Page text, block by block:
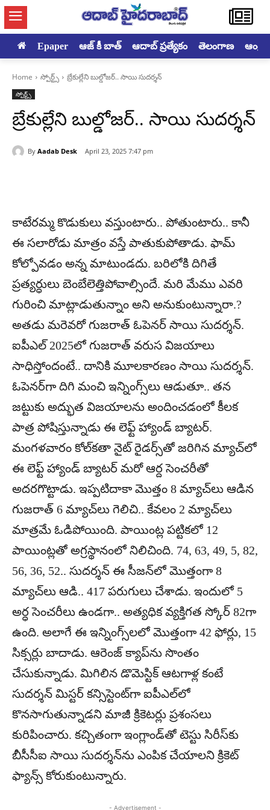
Epaper ఆజ్ కీ బాత్ ఆదాబ్ ప్రత్యేకం తెలంగాణ
Home స్పోర్ట్స్ బ్రేకుల్లేని బుల్డోజర్‌.. సాయి సుదర్శన్‌
స్పోర్ట్స్
బ్రేకుల్లేని బుల్డోజర్‌.. సాయి సుదర్శన్‌
By Aadab Desk April 23, 2025 7:47 pm
కాటేరమ్మ కొడుకులు వస్తుంటారు.. పోతుంటారు.. కానీ
ఈ సలారోడు మాత్రం వస్తే పాతుకుపోతాడు. ఫామ్‌
కోల్పోవడం అన్న మాటుండదు. బరిలోకి దిగితే
ప్రత్యర్ధులు బెంబేలెత్తిపోవాల్సిందే. మరి మేము ఎవరి
గురించి మాట్లాడుతున్నాం అని అనుకుంటున్నారా.?
అతడు మరెవరో గుజరాత్‌ ఓపెనర్‌ సాయి సుదర్శన్‌.
ఐపీఎల్‌ 2025లో గుజరాత్‌ వరుస విజయాలు
సాధిస్తోందంటే.. దానికి మూలకారణం సాయి సుదర్శన్‌.
ఓపెనర్‌గా దిగి మంచి ఇన్నింగ్స్‌లు ఆడుతూ.. తన
జట్టుకు అద్భుత విజయాలను అందించడంలో కీలక
పాత్ర పోషిస్తున్నాడు ఈ లెఫ్ట్‌ హ్యాండ్‌ బ్యాటర్‌.
మంగళవారం కోల్‌కతా నైట్‌ రైడర్స్‌తో జరిగిన మ్యాచ్‌లో
ఈ లెఫ్ట్‌ హ్యాండ్‌ బ్యాటర్‌ మరో ఆర్ద సెంచరీతో
అదరగొట్టాడు. ఇప్పటిదాకా మొత్తం 8 మ్యాచ్‌లు ఆడిన
గుజరాత్‌ 6 మ్యాచ్‌లు గెలిచి.. కేవలం 2 మ్యాచ్‌లు
మాత్రమే ఓడిపోయింది. పాయింట్ల పట్టికలో 12
పాయింట్లతో అగ్రస్థానంలో నిలిచింది. 74, 63, 49, 5, 82,
56, 36, 52.. సుదర్శన్‌ ఈ సీజన్‌లో మొత్తంగా 8
మ్యాచ్‌లు ఆడి.. 417 పరుగులు చేశాడు. ఇందులో 5
అర్ధ సెంచరీలు ఉండగా.. అత్యధిక వ్యక్తిగత స్కోర్‌ 82గా
ఉంది. అలాగే ఈ ఇన్నింగ్స్‌లలో మొత్తంగా 42 ఫోర్లు, 15
సిక్సర్లు బాదాడు. ఆరెంజ్‌ క్యాప్‌ను సొంతం
చేసుకున్నాడు. మిగిలిన డొమెస్టిక్‌ ఆటగాళ్ల కంటే
సుదర్శన్‌ మిస్టర్‌ కన్సిస్టెంట్‌గా ఐపీఎల్‌లో
కొనసాగుతున్నాడని మాజీ క్రికెటర్లు ప్రశంసలు
కురిపించారు. కచ్చితంగా ఇంగ్లాండ్‌తో టెస్టు సిరీస్‌కు
బీసీసీఐ సాయి సుదర్శన్‌ను ఎంపిక చేయాలని క్రికెట్‌
ఫ్యాన్స్‌ కోరుకుంటున్నారు.
- Advertisement -